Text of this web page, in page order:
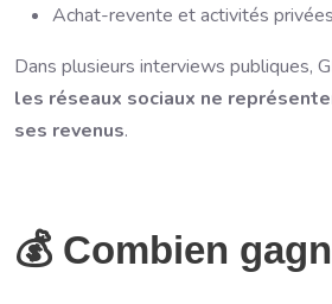
Achat-revente et activités privées
Dans plusieurs interviews publiques,
les réseaux sociaux ne
ses revenus.
💰 Combien